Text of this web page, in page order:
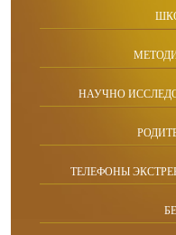
НАУЧНО
ТЕЛЕФОНЫ